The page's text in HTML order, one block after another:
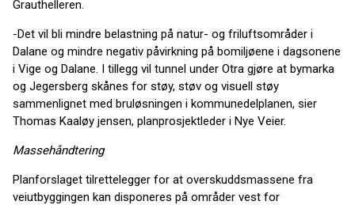
Grauthelleren.
-Det vil bli mindre belastning på natur- og friluftsområder i
Dalane og mindre negativ påvirkning på bomiljøene i dagsonene
i Vige og Dalane. I tillegg vil tunnel under Otra gjøre at bymarka
og Jegersberg skånes for støy, støv og visuell støy
sammenlignet med bruløsningen i kommunedelplanen, sier
Thomas Kaaløy jensen, planprosjektleder i Nye Veier.
Massehåndtering
Planforslaget tilrettelegger for at overskuddsmassene fra
veiutbyggingen kan disponeres på områder vest for